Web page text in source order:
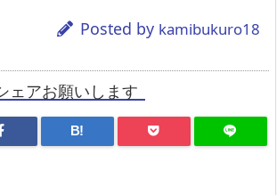
Posted by kamibukuro18
ェアお願いします
B!